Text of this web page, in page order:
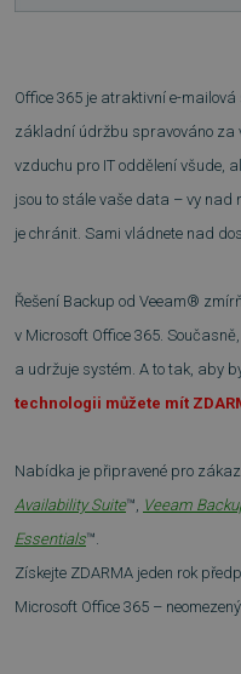
Office 365 je atraktivní e-
základní údržbu spravováno za
vzduchu pro IT oddělení všude,
jsou to stále vaše data – vy nad
je chránit. Sami vládnete nad
Řešení Backup od Veeam®
v Microsoft Office 365.
a udržuje systém. A to tak, aby
technologii můžete mít
Nabídka je připravené pro
Availability Suite™, Veeam
Essentials™.
Získejte ZDARMA jeden rok
Microsoft Office 365 –